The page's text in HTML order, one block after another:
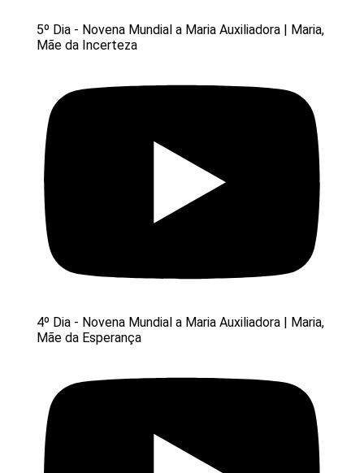
5º Dia - Novena Mundial a Maria Auxiliadora | Maria,
Mãe da Incerteza
4º Dia - Novena Mundial a Maria Auxiliadora | Maria,
Mãe da Esperança